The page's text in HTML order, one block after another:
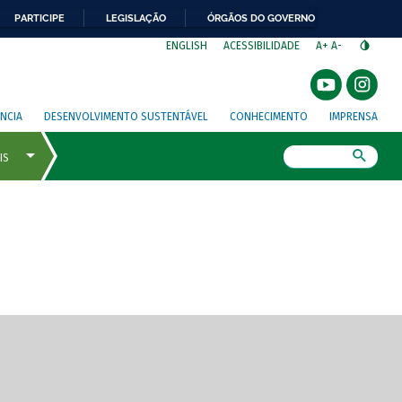
PARTICIPE LEGISLAÇÃO ÓRGÃOS DO GOVERNO
ENGLISH ACESSIBILIDADE A+ A-
DESENVOLVIMENTO SUSTENTÁVEL CONHECIMENTO IMPRENSA
de tela